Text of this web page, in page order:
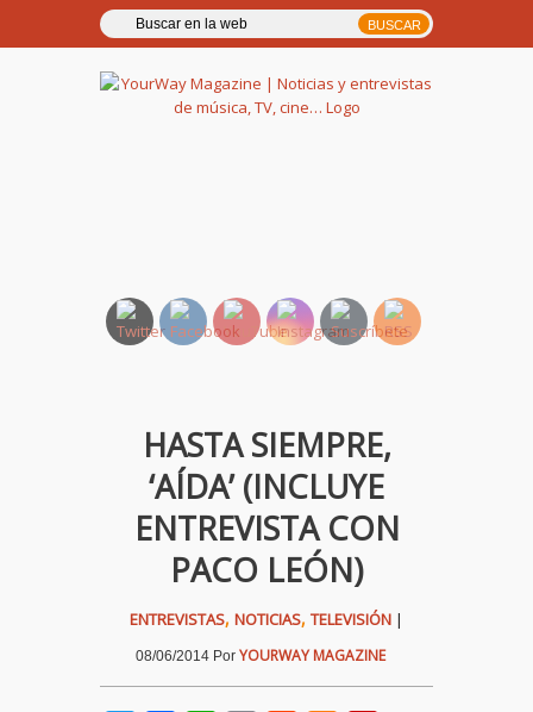
HASTA SIEMPRE,
‘AÍDA’ (INCLUYE
ENTREVISTA CON
PACO LEÓN)
ENTREVISTAS, NOTICIAS, TELEVISIÓN |
08/06/2014 Por YOURWAY MAGAZINE